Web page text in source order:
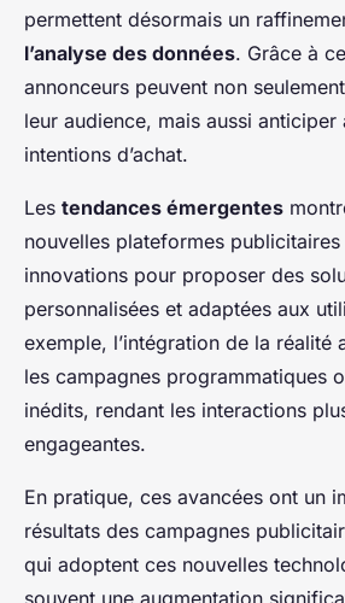
permettent désormais un
l’analyse des données. Grâce à
annonceurs peuvent non
leur audience, mais aussi
intentions d’achat.
Les tendances émergentes
nouvelles plateformes
innovations pour proposer des
personnalisées et adaptées aux
exemple, l’intégration de la réalité
les campagnes programmatiques
inédits, rendant les interactions
engageantes.
En pratique, ces avancées ont un
résultats des campagnes
qui adoptent ces nouvelles